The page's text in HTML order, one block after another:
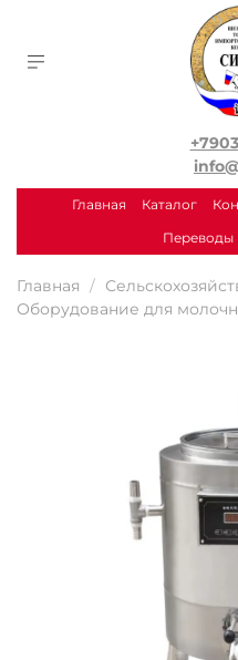
Главная Каталог
Переводы
Главная
Оборудование для